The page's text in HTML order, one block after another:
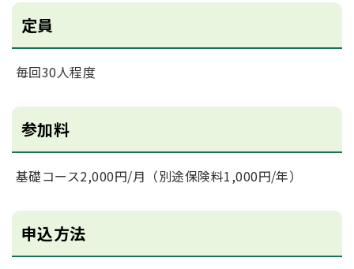
定員
毎回30人程度
参加料
基礎コース2,000円/月（別途保険料1,000円/年）
申込方法